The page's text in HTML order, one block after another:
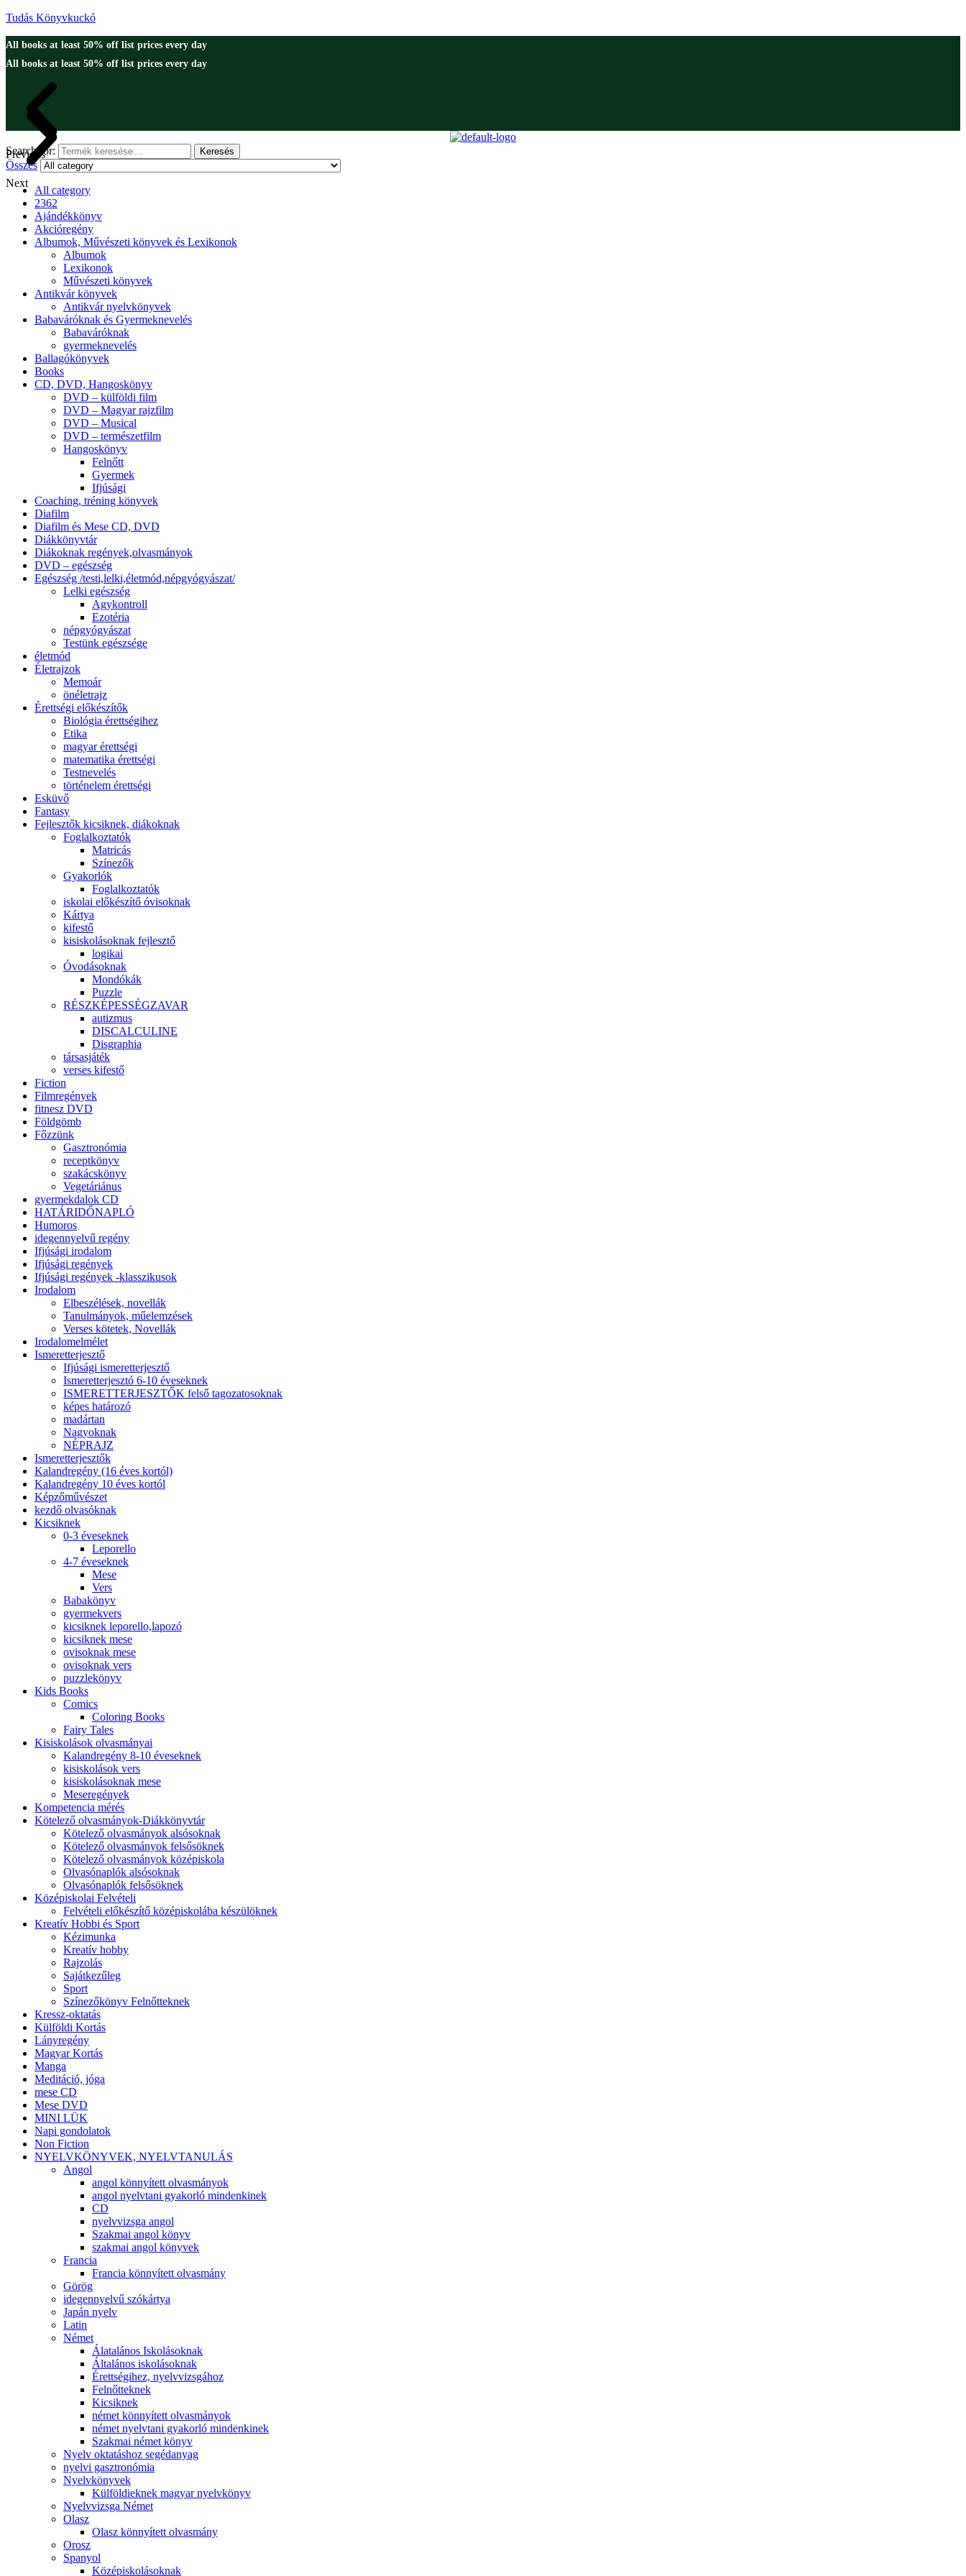
Tudás Könyvkuckó
All books at least 50% off list prices every day
All books at least 50% off list prices every day
Previous
Next
Search for: Keresés
Összes
All category
2362
Ajándékkönyv
Akcióregény
Albumok, Művészeti könyvek és Lexikonok
Albumok
Lexikonok
Művészeti könyvek
Antikvár könyvek
Antikvár nyelvkönyvek
Babaváróknak és Gyermeknevelés
Babaváróknak
gyermeknevelés
Ballagókönyvek
Books
CD, DVD, Hangoskönyv
DVD – külföldi film
DVD – Magyar rajzfilm
DVD – Musical
DVD – természetfilm
Hangoskönyv
Felnőtt
Gyermek
Ifjúsági
Coaching, tréning könyvek
Diafilm
Diafilm és Mese CD, DVD
Diákkönyvtár
Diákoknak regények,olvasmányok
DVD – egészség
Egészség /testi,lelki,életmód,népgyógyászat/
Lelki egészség
Agykontroll
Ezotéria
népgyógyászat
Testünk egészsége
életmód
Életrajzok
Memoár
önéletrajz
Érettségi előkészítők
Biológia érettségihez
Etika
magyar érettségi
matematika érettségi
Testnevelés
történelem érettségi
Esküvő
Fantasy
Fejlesztők kicsiknek, diákoknak
Foglalkoztatók
Matricás
Színezők
Gyakorlók
Foglalkoztatók
iskolai előkészítő óvisoknak
Kártya
kifestő
kisiskolásoknak fejlesztő
logikai
Óvodásoknak
Mondókák
Puzzle
RÉSZKÉPESSÉGZAVAR
autizmus
DISCALCULINE
Disgraphia
társasjáték
verses kifestő
Fiction
Filmregények
fitnesz DVD
Földgömb
Főzzünk
Gasztronómia
receptkönyv
szakácskönyv
Vegetáriánus
gyermekdalok CD
HATÁRIDŐNAPLÓ
Humoros
idegennyelvű regény
Ifjúsági irodalom
Ifjúsági regények
Ifjúsági regények -klasszikusok
Irodalom
Elbeszélések, novellák
Tanulmányok, műelemzések
Verses kötetek, Novellák
Irodalomelmélet
Ismeretterjesztő
Ifjúsági ismeretterjesztő
Ismeretterjesztó 6-10 éveseknek
ISMERETTERJESZTŐK felső tagozatosoknak
képes határozó
madártan
Nagyoknak
NÉPRAJZ
Ismeretterjesztők
Kalandregény (16 éves kortól)
Kalandregény 10 éves kortól
Képzőművészet
kezdő olvasóknak
Kicsiknek
0-3 éveseknek
Leporello
4-7 éveseknek
Mese
Vers
Babakönyv
gyermekvers
kicsiknek leporello,lapozó
kicsiknek mese
ovisoknak mese
ovisoknak vers
puzzlekönyv
Kids Books
Comics
Coloring Books
Fairy Tales
Kisiskolások olvasmányai
Kalandregény 8-10 éveseknek
kisiskolások vers
kisiskolásoknak mese
Meseregények
Kompetencia mérés
Kötelező olvasmányok-Diákkönyvtár
Kötelező olvasmányok alsósoknak
Kötelező olvasmányok felsősöknek
Kötelező olvasmányok középiskola
Olvasónaplók alsósoknak
Olvasónaplók felsősöknek
Középiskolai Felvételi
Felvételi előkészítő középiskolába készülöknek
Kreatív Hobbi és Sport
Kézimunka
Kreatív hobby
Rajzolás
Sajátkezűleg
Sport
Színezőkönyv Felnőtteknek
Kressz-oktatás
Külföldi Kortás
Lányregény
Magyar Kortás
Manga
Meditáció, jóga
mese CD
Mese DVD
MINI LÜK
Napi gondolatok
Non Fiction
NYELVKÖNYVEK, NYELVTANULÁS
Angol
angol könnyített olvasmányok
angol nyelvtani gyakorló mindenkinek
CD
nyelvvizsga angol
Szakmai angol könyv
szakmai angol könyvek
Francia
Francia könnyített olvasmány
Görög
idegennyelvű szókártya
Japán nyelv
Latin
Német
Álatalános Iskolásoknak
Általános iskolásoknak
Érettségihez, nyelvvizsgához
Felnőtteknek
Kicsiknek
német könnyített olvasmányok
német nyelvtani gyakorló mindenkinek
Szakmai német könyv
Nyelv oktatáshoz segédanyag
nyelvi gasztronómia
Nyelvkönyvek
Külföldieknek magyar nyelvkönyv
Nyelvvizsga Német
Olasz
Olasz könnyített olvasmány
Orosz
Spanyol
Középiskolásoknak